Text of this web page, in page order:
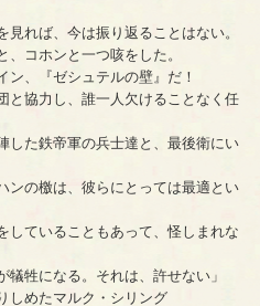
れば、今は振り返ることはない。
コホンと一つ咳をした。
ン、『ゼシュテルの壁』だ！
協力し、誰一人欠けることなく任
た鉄帝軍の兵士達と、最後衛にい
の檄は、彼らにとっては最適とい
ていることもあって、怪しまれな
犠牲になる。それは、許せない」
しめたマルク・シリング